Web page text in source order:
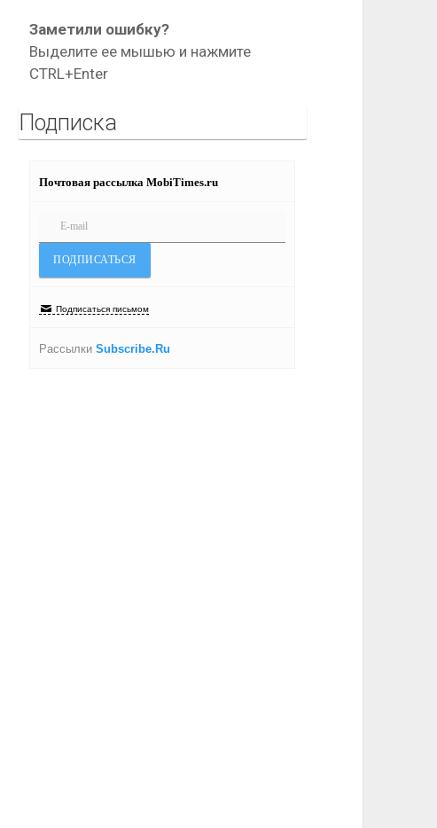
Заметили ошибку?
Выделите ее мышью и нажмите
CTRL+Enter
Подписка
Почтовая рассылка MobiTimes.ru
Подписаться письмом
РассылкиSubscribe.Ru